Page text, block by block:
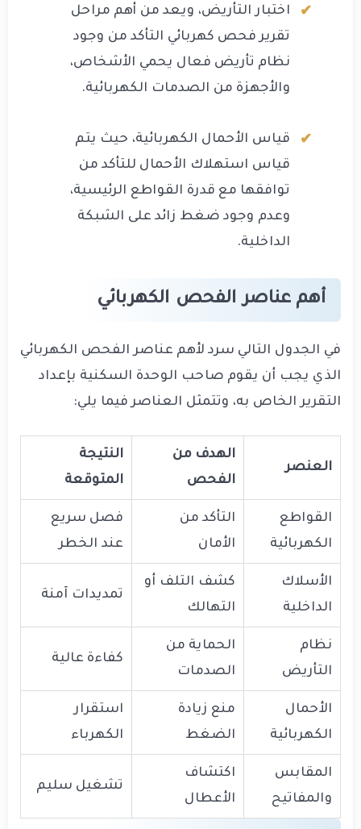
اختبار التأريض، ويعد من أهم مراحل
تقرير فحص كهربائي التأكد من وجود
نظام تأريض فعال يحمي الأشخاص،
والأجهزة من الصدمات الكهربائية.
قياس الأحمال الكهربائية، حيث يتم
قياس استهلاك الأحمال للتأكد من
توافقها مع قدرة القواطع الرئيسية،
وعدم وجود ضغط زائد على الشبكة
الداخلية.
أهم عناصر الفحص الكهربائي
في الجدول التالي سرد لأهم عناصر الفحص الكهربائي
الذي يجب أن يقوم صاحب الوحدة السكنية بإعداد
التقرير الخاص به، وتتمثل العناصر فيما يلي:
العنصر
الهدف من
الفحص
النتيجة
المتوقعة
القواطع
الكهربائية
التأكد من
الأمان
فصل سريع
عند الخطر
الأسلاك
الداخلية
كشف التلف أو
التهالك
تمديدات آمنة
نظام
التأريض
الحماية من
الصدمات
كفاءة عالية
الأحمال
الكهربائية
منع زيادة
الضغط
استقرار
الكهرباء
المقابس
والمفاتيح
اكتشاف
الأعطال
تشغيل سليم